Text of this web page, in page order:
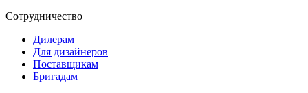
Сотрудничество
Дилерам
Для дизайнеров
Поставщикам
Бригадам